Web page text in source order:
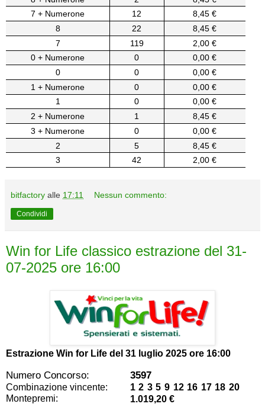
7 + Numerone
12
8,45 €
8
22
8,45 €
7
119
2,00 €
0 + Numerone
0
0,00 €
0
0
0,00 €
1 + Numerone
0
0,00 €
1
0
0,00 €
2 + Numerone
1
8,45 €
3 + Numerone
0
0,00 €
2
5
8,45 €
3
42 2,00 €
bitfactory alle 17:11 Nessun commento:
Condividi
Win for Life classico estrazione del 31-
07-2025 ore 16:00
Estrazione Win for Life del 31 luglio 2025 ore 16:00
Numero Concorso: 3597
Combinazione vincente:
1 2 3 5 9 12 16 17 18 20
Montepremi:
1.019,20 €